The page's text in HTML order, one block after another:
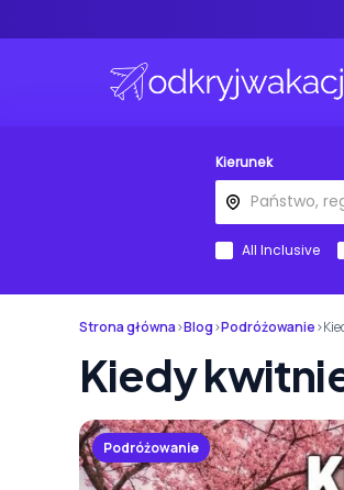
Kierunek
All Inclusive
Strona główna›Blog›Podróżowanie›
Kiedy
Podróżowanie